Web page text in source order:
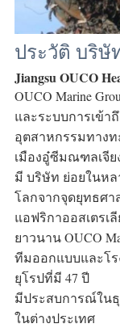
ประวัติ บริษั
Jiangsu OUCO
OUCO Marine
และระบบการเข้า
อุตสาหกรรมทาง
เมืองอู๋ซีมณฑลเจีย
มี บริษัท ย่อยในห
โลกจากจุดยุทธศา
แอฟริกาออสเตร
ยาวนาน OUCO
ทีมออกแบบและโร
ยุโรปที่มี 47 ปี
มีประสบการณ์ใน
ในต่างประเทศ